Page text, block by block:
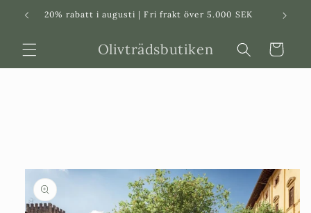
Svenska Dansk
20% rabatt i augusti | Fri frakt över 5.000 SEK
Olivträdsbutiken Varukorg